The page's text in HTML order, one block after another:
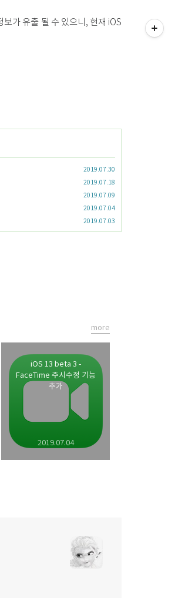
가 유출 될 수 있으니, 현재 iOS
2019.07.30
2019.07.18
2019.07.09
2019.07.04
2019.07.03
2019.07.04
iOS 13 beta 3 -
FaceTime 주시수정 기능
추가
more
티스토리툴바